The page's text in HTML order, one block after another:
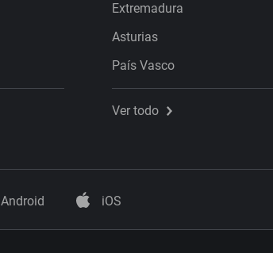
Extremadura
Asturias
País Vasco
Ver todo
Android iOS